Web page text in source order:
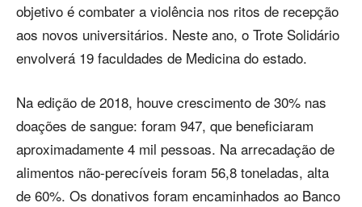
objetivo é combater a violência nos ritos de recepção
aos novos universitários. Neste ano, o Trote Solidário
envolverá 19 faculdades de Medicina do estado.
Na edição de 2018, houve crescimento de 30% nas
doações de sangue: foram 947, que beneficiaram
aproximadamente 4 mil pessoas. Na arrecadação de
alimentos não-perecíveis foram 56,8 toneladas, alta
de 60%. Os donativos foram encaminhados ao Banco